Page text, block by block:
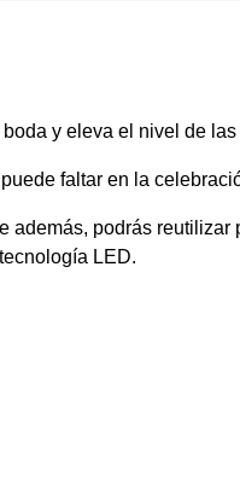
y eleva el nivel de
faltar en la
además, podrás
LED.